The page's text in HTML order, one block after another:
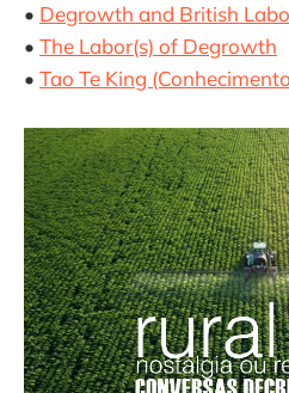
• Degrowth and British
• The Labor(s) of Degrowth
• Tao Te King